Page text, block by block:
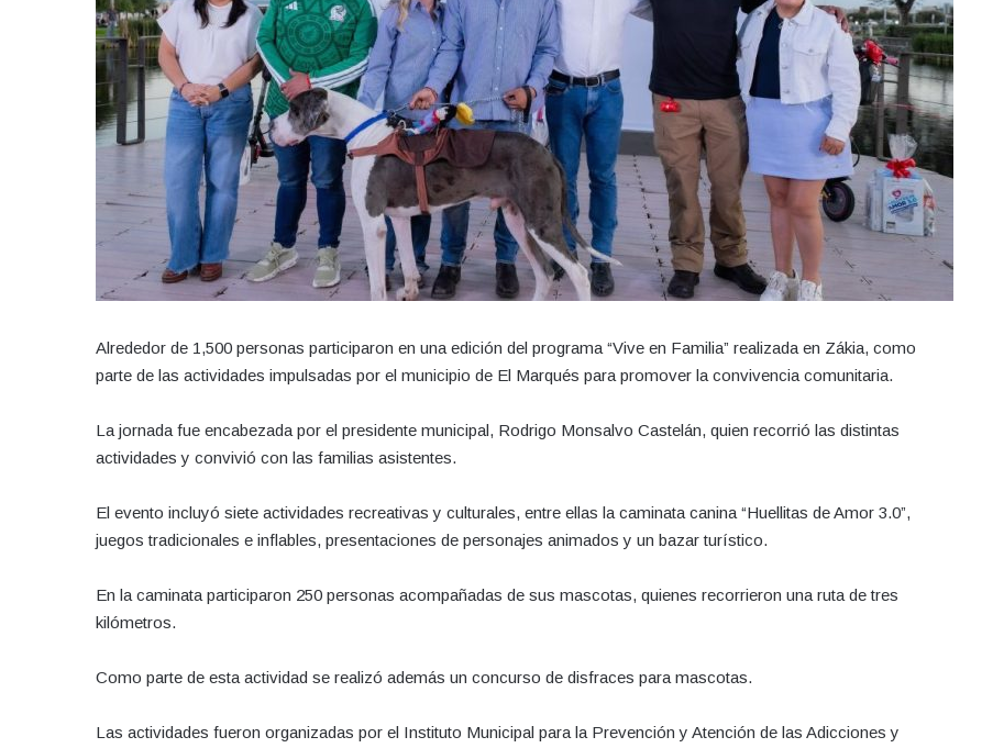
Alrededor de 1,500 personas participaron en una edición del programa “Vive en Familia” realizada en Zákia, como
parte de las actividades impulsadas por el municipio de El Marqués para promover la convivencia comunitaria.
La jornada fue encabezada por el presidente municipal, Rodrigo Monsalvo Castelán, quien recorrió las distintas
actividades y convivió con las familias asistentes.
El evento incluyó siete actividades recreativas y culturales, entre ellas la caminata canina “Huellitas de Amor 3.0”,
juegos tradicionales e inflables, presentaciones de personajes animados y un bazar turístico.
En la caminata participaron 250 personas acompañadas de sus mascotas, quienes recorrieron una ruta de tres
kilómetros.
Como parte de esta actividad se realizó además un concurso de disfraces para mascotas.
Las actividades fueron organizadas por el Instituto Municipal para la Prevención y Atención de las Adicciones y